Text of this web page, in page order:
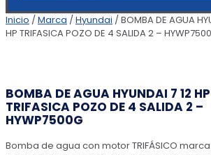
Inicio / Marca / Hyundai / BOMBA DE AGUA
HP TRIFASICA POZO DE 4 SALIDA 2 –
BOMBA DE AGUA HYUNDAI 7 12 HP
TRIFASICA POZO DE 4 SALIDA 2 –
HYWP7500G
Bomba de agua con motor TRIFÁSICO marca